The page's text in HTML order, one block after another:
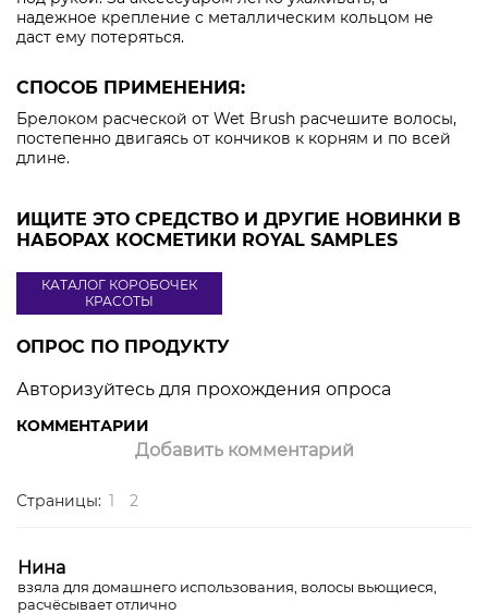
надежное крепление с металлическим кольцом не
даст ему потеряться.
СПОСОБ ПРИМЕНЕНИЯ:
Брелоком расческой от Wet Brush расчешите волосы,
постепенно двигаясь от кончиков к корням и по всей
длине.
ИЩИТЕ ЭТО СРЕДСТВО И ДРУГИЕ НОВИНКИ В
НАБОРАХ КОСМЕТИКИ ROYAL SAMPLES
КАТАЛОГ КОРОБОЧЕК
КРАСОТЫ
ОПРОС ПО ПРОДУКТУ
Авторизуйтесь для прохождения опроса
КОММЕНТАРИИ
Добавить комментарий
Страницы: 1 2
Нина
взяла для домашнего использования, волосы вьющиеся,
расчёсывает отлично